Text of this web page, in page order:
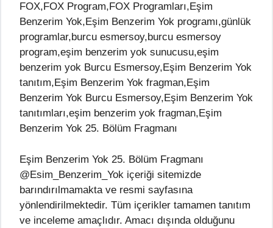
FOX,FOX Program,FOX Programları,Eşim
Benzerim Yok,Eşim Benzerim Yok programı,günlük
programlar,burcu esmersoy,burcu esmersoy
program,eşim benzerim yok sunucusu,eşim
benzerim yok Burcu Esmersoy,Eşim Benzerim Yok
tanıtım,Eşim Benzerim Yok fragman,Eşim
Benzerim Yok Burcu Esmersoy,Eşim Benzerim Yok
tanıtımları,eşim benzerim yok fragman,Eşim
Benzerim Yok 25. Bölüm Fragmanı
Eşim Benzerim Yok 25. Bölüm Fragmanı
@Esim_Benzerim_Yok içeriği sitemizde
barındırılmamakta ve resmi sayfasına
yönlendirilmektedir. Tüm içerikler tamamen tanıtım
ve inceleme amaçlıdır. Amacı dışında olduğunu